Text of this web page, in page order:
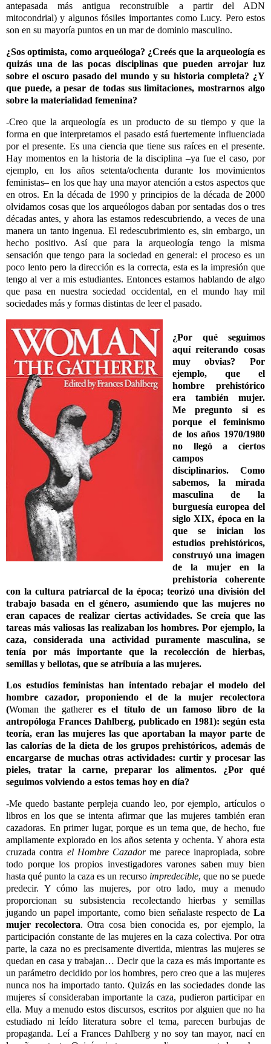
antepasada más antigua reconstruible a partir del ADN
mitocondrial) y algunos fósiles importantes como Lucy. Pero estos
son en su mayoría puntos en un mar de dominio masculino.
¿Sos optimista, como arqueóloga? ¿Creés que la arqueología es
quizás una de las pocas disciplinas que pueden arrojar luz
sobre el oscuro pasado del mundo y su historia completa? ¿Y
que puede, a pesar de todas sus limitaciones, mostrarnos algo
sobre la materialidad femenina?
-Creo que la arqueología es un producto de su tiempo y que la
forma en que interpretamos el pasado está fuertemente influenciada
por el presente. Es una ciencia que tiene sus raíces en el presente.
Hay momentos en la historia de la disciplina –ya fue el caso, por
ejemplo, en los años setenta/ochenta durante los movimientos
feministas– en los que hay una mayor atención a estos aspectos que
en otros. En la década de 1990 y principios de la década de 2000
olvidamos cosas que los arqueólogos daban por sentadas dos o tres
décadas antes, y ahora las estamos redescubriendo, a veces de una
manera un tanto ingenua. El redescubrimiento es, sin embargo, un
hecho positivo. Así que para la arqueología tengo la misma
sensación que tengo para la sociedad en general: el proceso es un
poco lento pero la dirección es la correcta, esta es la impresión que
tengo al ver a mis estudiantes. Entonces estamos hablando de algo
que pasa en nuestra sociedad occidental, en el mundo hay mil
sociedades más y formas distintas de leer el pasado.
¿Por qué seguimos
aquí reiterando cosas
muy obvias? Por
ejemplo, que el
hombre prehistórico
era también mujer.
Me pregunto si es
porque el feminismo
de los años 1970/1980
no llegó a ciertos
campos
disciplinarios. Como
sabemos, la mirada
masculina de la
burguesía europea del
siglo XIX, época en la
que se inician los
estudios prehistóricos,
construyó una imagen
de la mujer en la
prehistoria coherente
con la cultura patriarcal de la época; teorizó una división del
trabajo basada en el género, asumiendo que las mujeres no
eran capaces de realizar ciertas actividades. Se creía que las
tareas más valiosas las realizaban los hombres. Por ejemplo, la
caza, considerada una actividad puramente masculina, se
tenía por más importante que la recolección de hierbas,
semillas y bellotas, que se atribuía a las mujeres.
Los estudios feministas han intentado rebajar el modelo del
hombre cazador, proponiendo el de la mujer recolectora
(Woman the gathereres el título de un famoso libro de la
antropóloga Frances Dahlberg, publicado en 1981): según esta
teoría, eran las mujeres las que aportaban la mayor parte de
las calorías de la dieta de los grupos prehistóricos, además de
encargarse de muchas otras actividades: curtir y procesar las
pieles, tratar la carne, preparar los alimentos. ¿Por qué
seguimos volviendo a estos temas hoy en día?
-Me quedo bastante perpleja cuando leo, por ejemplo, artículos o
libros en los que se intenta afirmar que las mujeres también eran
cazadoras. En primer lugar, porque es un tema que, de hecho, fue
ampliamente explorado en los años setenta y ochenta. Y ahora esta
cruzada contra el Hombre Cazadorme parece inapropiada, sobre
todo porque los propios investigadores varones saben muy bien
hasta qué punto la caza es un recurso impredecible, que no se puede
predecir. Y cómo las mujeres, por otro lado, muy a menudo
proporcionan su subsistencia recolectando hierbas y semillas
jugando un papel importante, como bien señalaste respecto de La
mujer recolectora. Otra cosa bien conocida es, por ejemplo, la
participación constante de las mujeres en la caza colectiva. Por otra
parte, la caza no es precisamente divertida, mientras las mujeres se
quedan en casa y trabajan… Decir que la caza es más importante es
un parámetro decidido por los hombres, pero creo que a las mujeres
nunca nos ha importado tanto. Quizás en las sociedades donde las
mujeres sí consideraban importante la caza, pudieron participar en
ella. Muy a menudo estos discursos, escritos por alguien que no ha
estudiado ni leído literatura sobre el tema, parecen burbujas de
propaganda. Leí a Frances Dahlberg y no soy tan mayor, nací en